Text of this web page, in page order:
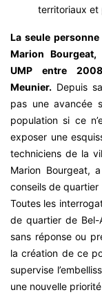
territoriaux et
La seule
Marion
UMP entre
Meunier. Depuis
pas une avancée
population si ce
exposer une
techniciens de la
Marion Bourgeat,
conseils de quartier
Toutes les
de quartier de Bel-
sans réponse ou
la création de ce
supervise
une nouvelle